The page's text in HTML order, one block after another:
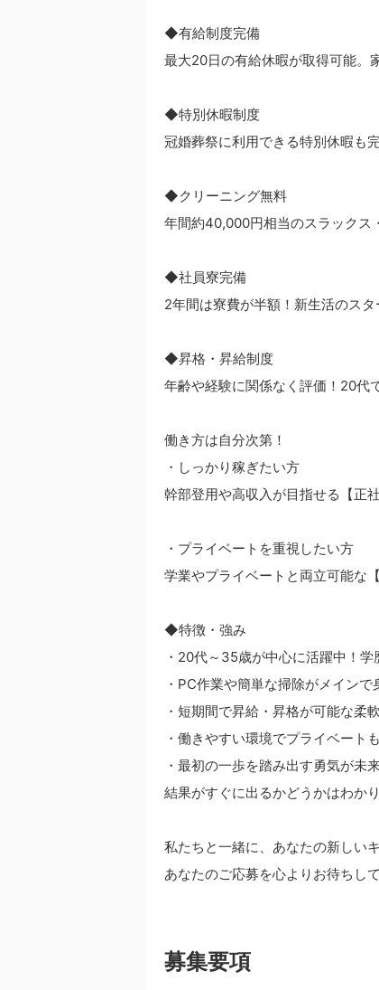
◆有給制度完備
最大20日の有給休暇が取得可能。
◆特別休暇制度
冠婚葬祭に利用できる特別休暇も
◆クリーニング無料
年間約40,000円相当のスラックス
◆社員寮完備
2年間は寮費が半額！新生活のスタ
◆昇格・昇給制度
年齢や経験に関係なく評価！20代
働き方は自分次第！
・しっかり稼ぎたい方
幹部登用や高収入が目指せる【正
・プライベートを重視したい方
学業やプライベートと両立可能な
◆特徴・強み
・20代～35歳が中心に活躍中！学
・PC作業や簡単な掃除がメインで
・短期間で昇給・昇格が可能な柔
・働きやすい環境でプライベート
・最初の一歩を踏み出す勇気が未
結果がすぐに出るかどうかはわか
私たちと一緒に、あなたの新しい
あなたのご応募を心よりお待ちし
募集要項